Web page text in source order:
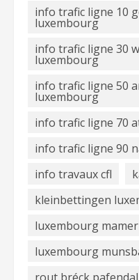
info trafic ligne 10
luxembourg
info trafic ligne 30
luxembourg
info trafic ligne 50
luxembourg
info trafic ligne 70
info trafic ligne 90
info travaux cfl
kleinbettingen
luxembourg mamer
luxembourg
rout bréck